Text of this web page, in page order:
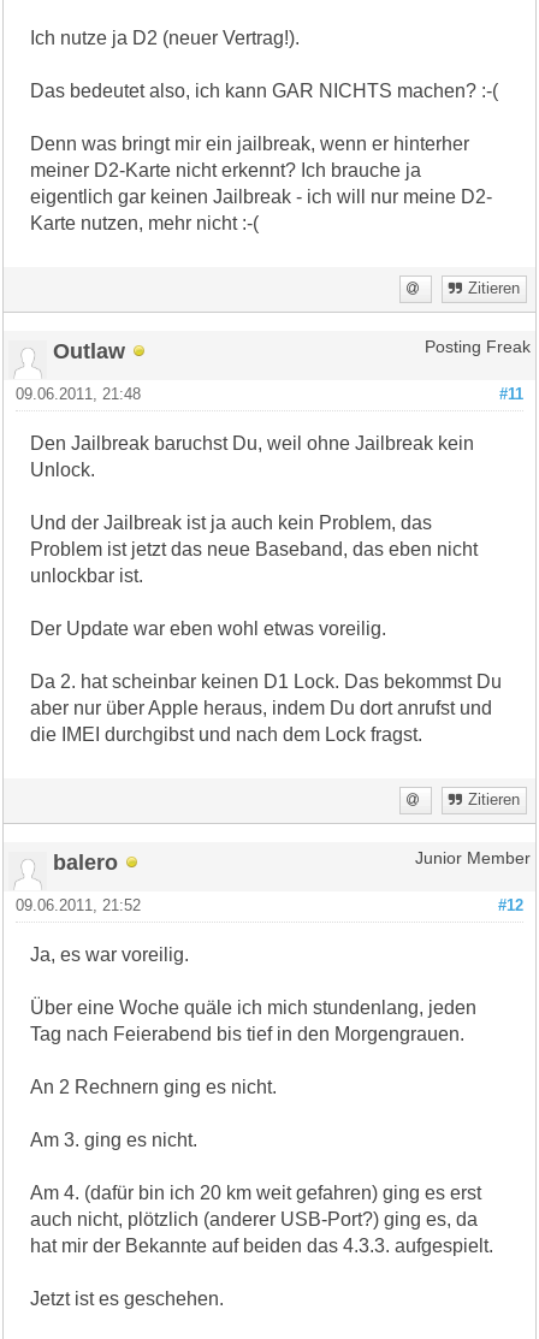
Ich nutze ja D2 (neuer Vertrag!).
Das bedeutet also, ich kann GAR NICHTS machen? :-(
Denn was bringt mir ein jailbreak, wenn er hinterher
meiner D2-Karte nicht erkennt? Ich brauche ja
eigentlich gar keinen Jailbreak - ich will nur meine D2-
Karte nutzen, mehr nicht :-(
Zitieren
Outlaw Posting Freak
#11
09.06.2011, 21:48
Den Jailbreak baruchst Du, weil ohne Jailbreak kein
Unlock.
Und der Jailbreak ist ja auch kein Problem, das
Problem ist jetzt das neue Baseband, das eben nicht
unlockbar ist.
Der Update war eben wohl etwas voreilig.
Da 2. hat scheinbar keinen D1 Lock. Das bekommst Du
aber nur über Apple heraus, indem Du dort anrufst und
die IMEI durchgibst und nach dem Lock fragst.
Zitieren
balero Junior Member
#12
09.06.2011, 21:52
Ja, es war voreilig.
Über eine Woche quäle ich mich stundenlang, jeden
Tag nach Feierabend bis tief in den Morgengrauen.
An 2 Rechnern ging es nicht.
Am 3. ging es nicht.
Am 4. (dafür bin ich 20 km weit gefahren) ging es erst
auch nicht, plötzlich (anderer USB-Port?) ging es, da
hat mir der Bekannte auf beiden das 4.3.3. aufgespielt.
Jetzt ist es geschehen.